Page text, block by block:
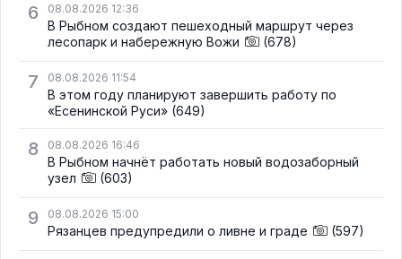
6 08.08.2026 12:36
В Рыбном создают пешеходный маршрут через
лесопарк и набережную Вожи
(678)
7 08.08.2026 11:54
В этом году планируют завершить работу по
«Есенинской Руси» (649)
8 08.08.2026 16:46
В Рыбном начнёт работать новый водозаборный
узел
(603)
9 08.08.2026 15:00
Рязанцев предупредили о ливне и граде (597)